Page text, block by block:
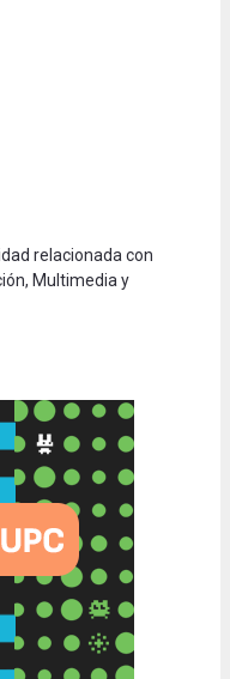
relacionada con
Multimedia y